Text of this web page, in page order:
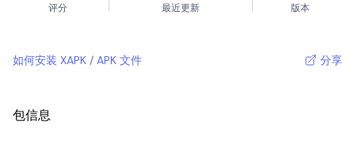
评分 最近更新 版本
如何安装 XAPK / APK 文件 分享
包信息